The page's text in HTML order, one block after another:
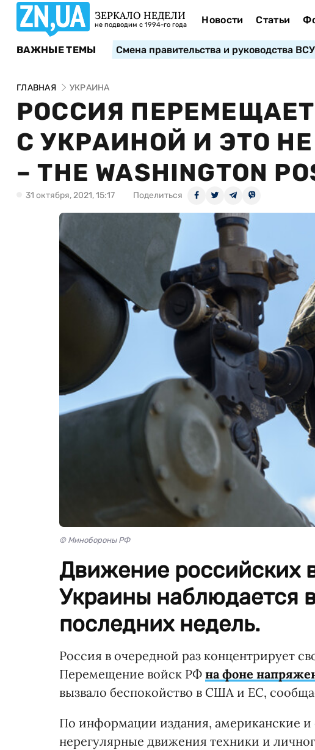
ЗЕРКАЛО НЕДЕЛИ
не подводим с 1994-го года Новости Статьи
ВАЖНЫЕ ТЕМЫ Смена правительства и руководства ВСУ
ГЛАВНАЯ УКРАИНА
РОССИЯ
С УКРАИНОЙ И ЭТО
– THE WASHINGTON
31 октября, 2021, 15:17 Поделиться
© Минобороны РФ
Движение российских
Украины наблюдается
последних недель.
Россия в очередной раз концентрирует
Перемещение войск РФ на фоне
вызвало беспокойство в США и ЕС,
По информации издания, американские
нерегулярные движения техники и